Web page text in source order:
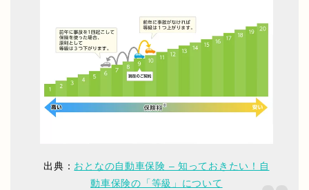
出典： おとなの自動車保険 – 知っておきたい！自
動車保険の「等級」について